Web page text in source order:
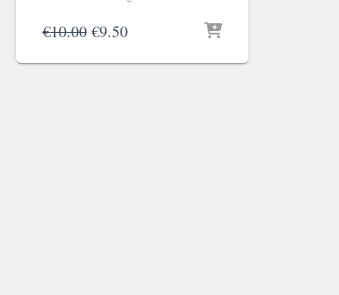
€10.00 Il
originale
€9.50Il
attuale